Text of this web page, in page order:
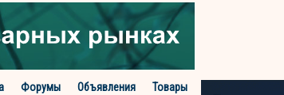
Форумы Объявления
Товары